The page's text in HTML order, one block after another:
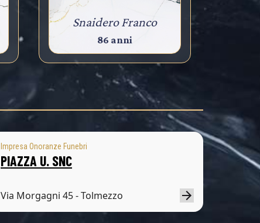
Snaidero Franco
86 anni
Impresa Onoranze Funebri
PIAZZA U. SNC
Via Morgagni 45 - Tolmezzo